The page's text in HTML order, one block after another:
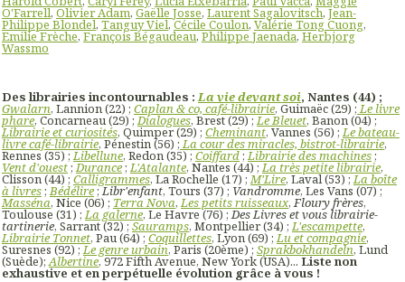
O'Farrell,Olivier Adam,Gaëlle Josse,Laurent Sagalovitsch,Jean-
Philippe Blondel,Tanguy Viel,Cécile Coulon,Valérie Tong Cuong,
Emilie Frèche,François Bégaudeau,Philippe Jaenada,Herbjorg
Wassmo
Des librairies incontournables :La vie devant soi, Nantes (44) ;
Gwalarn, Lannion (22) ; Caplan & co, café-librairie, Guimaëc (29) ;Le livre
phare, Concarneau (29) ;Dialogues, Brest (29) ;Le Bleuet, Banon (04) ;
Librairie et curiosités, Quimper (29) ; Cheminant, Vannes (56) ;Le bateau-
livre café-librairie, Pénestin (56) ;La cour des miracles, bistrot-librairie,
Rennes (35) ;Libellune, Redon (35) ;Coiffard;Librairie des machines;
Vent d'ouest;Durance;L'Atalante, Nantes (44) ;La très petite librairie,
Clisson (44) ;Calligrammes, La Rochelle (17) ;M'Lire, Laval (53) ;La boîte
à livres;Bédélire;Libr'enfant, Tours (37) ; Vandromme, Les Vans (07) ;
Masséna, Nice (06) ; Terra Nova,Les petits ruisseaux,Floury frères,
Toulouse (31) ;La galerne, Le Havre (76) ;Des Livres et vous librairie-
tartinerie, Sarrant (32) ;Sauramps, Montpellier (34) ;L'escampette,
Librairie Tonnet, Pau (64) ;Coquillettes, Lyon (69) ;Lu et compagnie,
Suresnes (92) ;Le genre urbain, Paris (20ème) ; Sprakbokhandeln, Lund
(Suède);Albertine, 972 Fifth Avenue, New York (USA)...Liste non
exhaustive et en perpétuelle évolution grâce à vous !